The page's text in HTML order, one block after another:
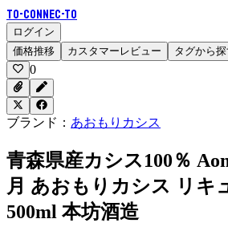
To-Connec-TO
ログイン
価格推移
カスタマーレビュー タグから探
0
ブランド： あおもりカシス
青森県産カシス100％
月 あおもりカシス リキ
500ml 本坊酒造